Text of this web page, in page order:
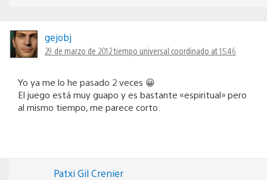
gejobj
29 de marzo de 2012 tiempo universal coordinado at 15:46
Yo ya me lo he pasado 2 veces 😀
El juego está muy guapo y es bastante «espiritual» pero
al mismo tiempo, me parece corto.
Patxi Gil Crenier